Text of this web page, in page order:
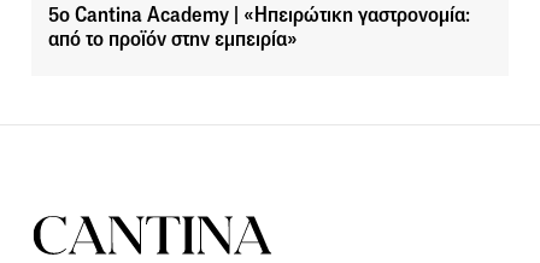
5ο Cantina Academy | «Ηπειρώτικη γαστρονομία:
από το προϊόν στην εμπειρία»